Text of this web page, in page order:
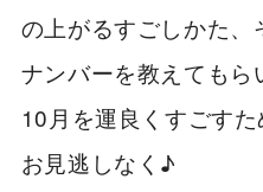
の上がるすごしかた
ナンバーを教えてもら
10月を運良くすごす
お見逃しなく♪